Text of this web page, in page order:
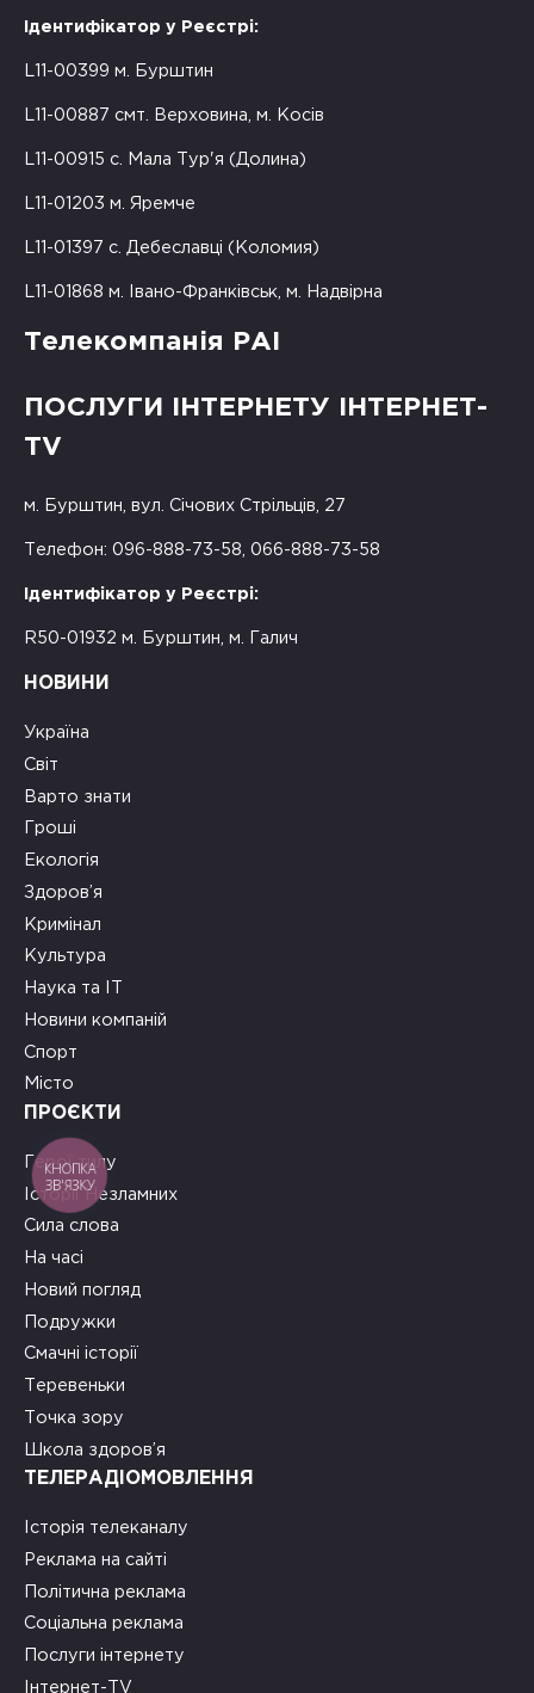
Ідентифікатор у Реєстрі:
L11-00399 м. Бурштин
L11-00887 смт. Верховина, м. Косів
L11-00915 с. Мала Тур'я (Долина)
L11-01203 м. Яремче
L11-01397 с. Дебеславці (Коломия)
L11-01868 м. Івано-Франківськ, м. Надвірна
Телекомпанія РАІ
ПОСЛУГИ ІНТЕРНЕТУ ІНТЕРНЕТ-
TV
м. Бурштин, вул. Січових Стрільців, 27
Телефон: 096-888-73-58, 066-888-73-58
Ідентифікатор у Реєстрі:
R50-01932 м. Бурштин, м. Галич
НОВИНИ
Україна
Світ
Варто знати
Гроші
Екологія
Здоров’я
Кримінал
Культура
Наука та ІТ
Новини компаній
Спорт
Місто
ПРОЄКТИ
Герої тилу
Історії Незламних
Сила слова
На часі
Новий погляд
Подружки
Смачні історії
Теревеньки
Точка зору
Школа здоров’я
ТЕЛЕРАДІОМОВЛЕННЯ
Історія телеканалу
Реклама на сайті
Політична реклама
Соціальна реклама
Послуги інтернету
Інтернет-TV
КНОПКА
ЗВ'ЯЗКУ